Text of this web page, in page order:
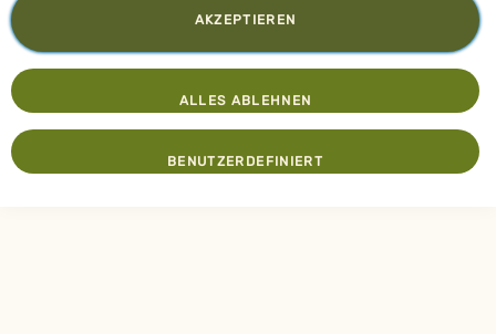
AKZEPTIEREN
BENUTZERDEFINIERT
ALLES ABLEHNEN